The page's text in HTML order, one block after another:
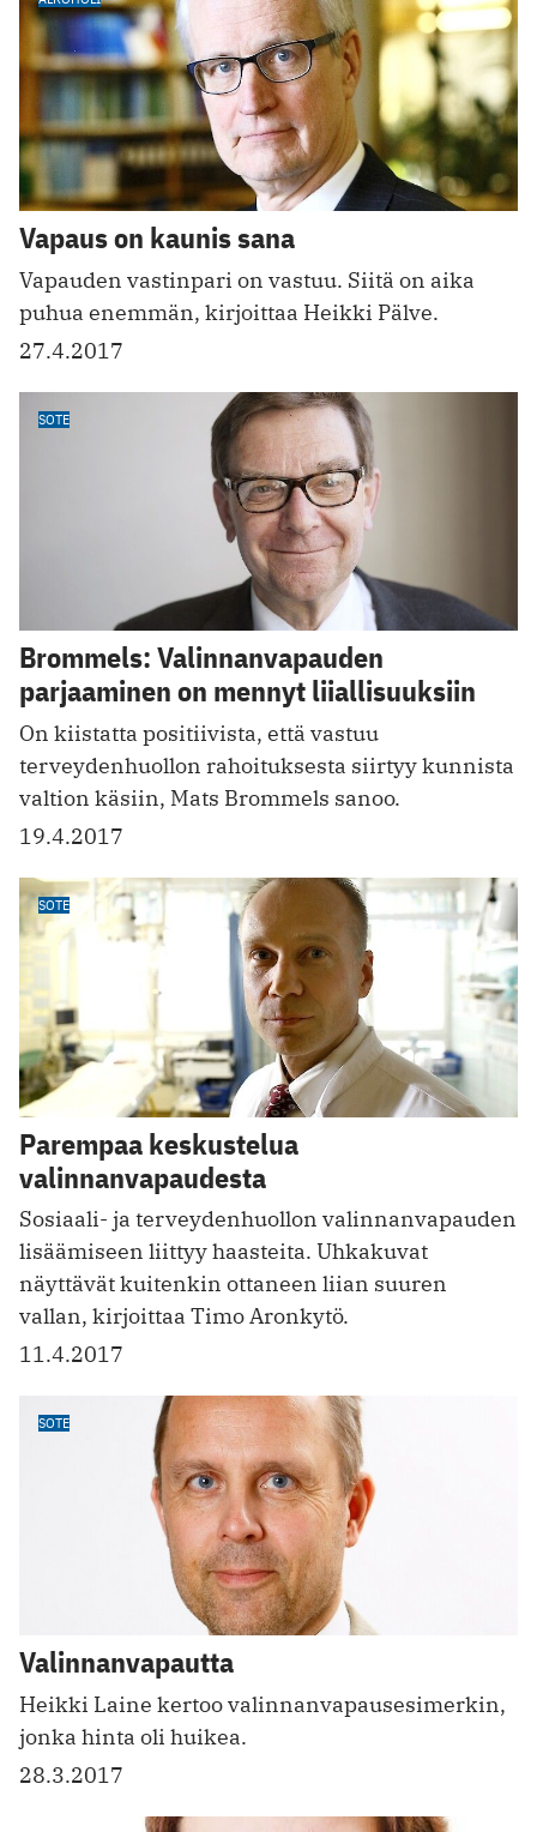
Vapaus on kaunis sana
Vapauden vastinpari on vastuu. Siitä on aika
puhua enemmän, kirjoittaa Heikki Pälve.
27.4.2017
SOTE
Brommels: Valinnanvapauden
parjaaminen on mennyt liiallisuuksiin
On kiistatta positiivista, että vastuu
terveydenhuollon rahoituksesta siirtyy kunnista
valtion käsiin, Mats Brommels sanoo.
19.4.2017
SOTE
Parempaa keskustelua
valinnanvapaudesta
Sosiaali- ja terveydenhuollon valinnanvapauden
lisäämiseen liittyy haasteita. Uhkakuvat
näyttävät kuitenkin ottaneen liian suuren
vallan, kirjoittaa Timo Aronkytö.
11.4.2017
SOTE
Valinnanvapautta
Heikki Laine kertoo valinnanvapausesimerkin,
jonka hinta oli huikea.
28.3.2017